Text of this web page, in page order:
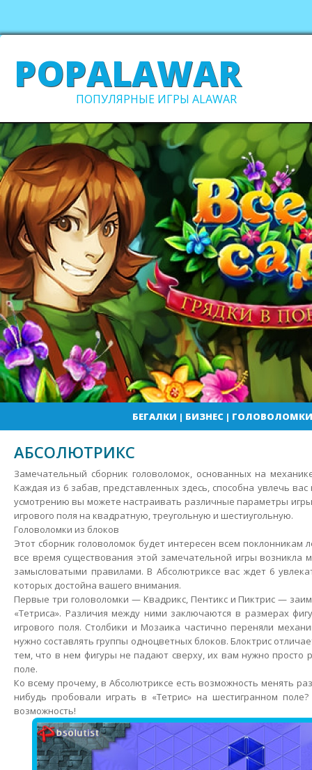
POPALAWAR
ПОПУЛЯРНЫЕ ИГРЫ ALAWAR
БЕГАЛКИ | БИЗНЕС| ГОЛОВОЛОМКИ
АБСОЛЮТРИКС
Замечательный сборник головоломок, основанных на
Каждая из 6 забав, представленных здесь, способна увлечь
усмотрению вы можете настраивать различные параметры
игрового поля на квадратную, треугольную и шестиугольную.
Головоломки из блоков
Этот сборник головоломок будет интересен всем поклонникам
все время существования этой замечательной игры возникла
замысловатыми правилами. В Абсолютриксе вас ждет 6
которых достойна вашего внимания.
Первые три головоломки — Квадрикс, Пентикс и Пиктрис —
«Тетриса». Различия между ними заключаются в размерах
игрового поля. Столбики и Мозаика частично переняли
нужно составлять группы одноцветных блоков. Блоктрис
тем, что в нем фигуры не падают сверху, их вам нужно просто
поле.
Ко всему прочему, в Абсолютриксе есть возможность менять
нибудь пробовали играть в «Тетрис» на шестигранном
возможность!